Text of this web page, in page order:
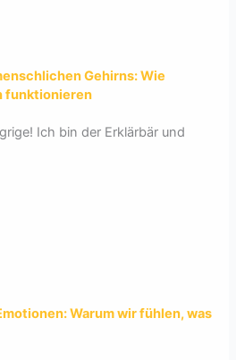
Gehirns: Wie
funktionieren
Ich bin der Erklärbär und
Warum wir fühlen, was